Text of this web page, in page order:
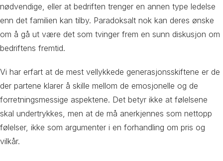
nødvendige, eller at bedriften trenger en annen type ledelse
enn det familien kan tilby. Paradoksalt nok kan deres ønske
om å gå ut være det som tvinger frem en sunn diskusjon om
bedriftens fremtid.
Vi har erfart at de mest vellykkede generasjonsskiftene er de
der partene klarer å skille mellom de emosjonelle og de
forretningsmessige aspektene. Det betyr ikke at følelsene
skal undertrykkes, men at de må anerkjennes som nettopp
følelser, ikke som argumenter i en forhandling om pris og
vilkår.